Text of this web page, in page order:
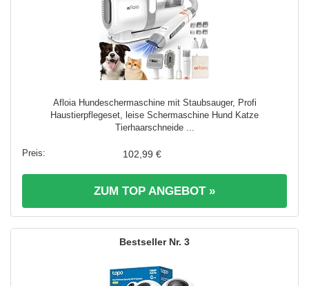
Afloia Hundeschermaschine mit Staubsauger, Profi
Haustierpflegeset, leise Schermaschine Hund Katze
Tierhaarschneide ...
102,99 €
ZUM TOP ANGEBOT »
3